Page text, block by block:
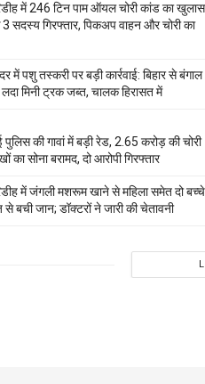
में 246 टिन पाम ऑयल चोरी कांड का
3 सदस्य गिरफ्तार, पिकअप वाहन और चोरी का
में पशु तस्करी पर बड़ी कार्रवाई: बिहार से बंगाल
मिनी ट्रक जब्त, चालक हिरासत में
की गावां में बड़ी रेड, 2.65 करोड़ की चोरी
का सोना बरामद, दो आरोपी गिरफ्तार
में जंगली मशरूम खाने से महिला समेत दो बच्चे
बची जान; डॉक्टरों ने जारी की चेतावनी